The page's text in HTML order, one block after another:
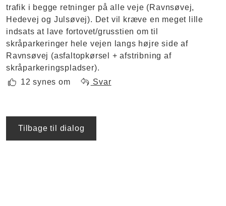
trafik i begge retninger på alle veje (Ravnsøvej,
Hedevej og Julsøvej). Det vil kræve en meget lille
indsats at lave fortovet/grusstien om til
skråparkeringer hele vejen langs højre side af
Ravnsøvej (asfaltopkørsel + afstribning af
skråparkeringspladser).
12 synes om
Svar
Tilbage til dialog